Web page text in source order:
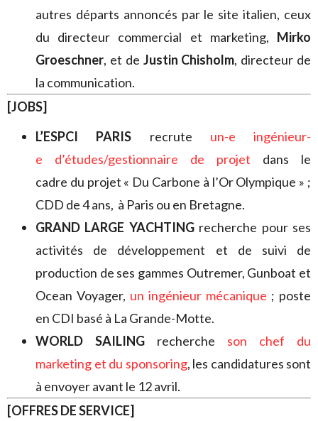
autres départs annoncés par le site italien, ceux
du directeur commercial et marketing, Mirko
Groeschner, et de Justin Chisholm, directeur de
la communication.
[JOBS]
L’ESPCI PARIS recrute un-e ingénieur-
e d’études/gestionnaire de projet dans le
cadre du projet « Du Carbone à l’Or Olympique » ;
CDD de 4 ans, à Paris ou en Bretagne.
GRAND LARGE YACHTINGrecherche pour ses
activités de développement et de suivi de
production de ses gammes Outremer, Gunboat et
Ocean Voyager, un ingénieur mécanique ; poste
en CDI basé à La Grande-Motte.
WORLD SAILING recherche son chef du
marketing et du sponsoring, les candidatures sont
à envoyer avant le 12 avril.
[OFFRES DE SERVICE]